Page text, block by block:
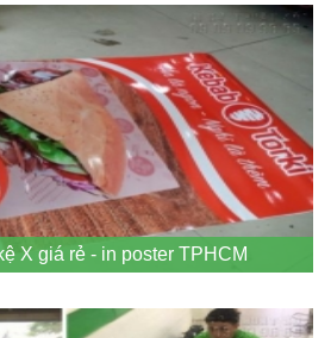
X giá rẻ - in poster TPHCM